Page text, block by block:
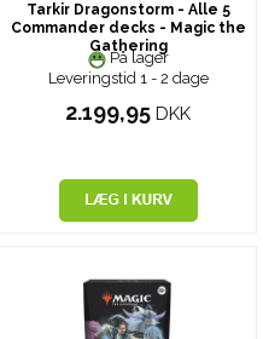
Tarkir Dragonstorm - Alle 5
Commander decks - Magic the
Gathering
På lager
Leveringstid 1 - 2 dage
2.199,95 DKK